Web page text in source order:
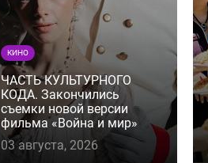
КИНО
ЧАСТЬ КУЛЬТУРНОГО
КОДА. Закончились
съемки новой версии
фильма «Война и мир»
03 августа, 2026